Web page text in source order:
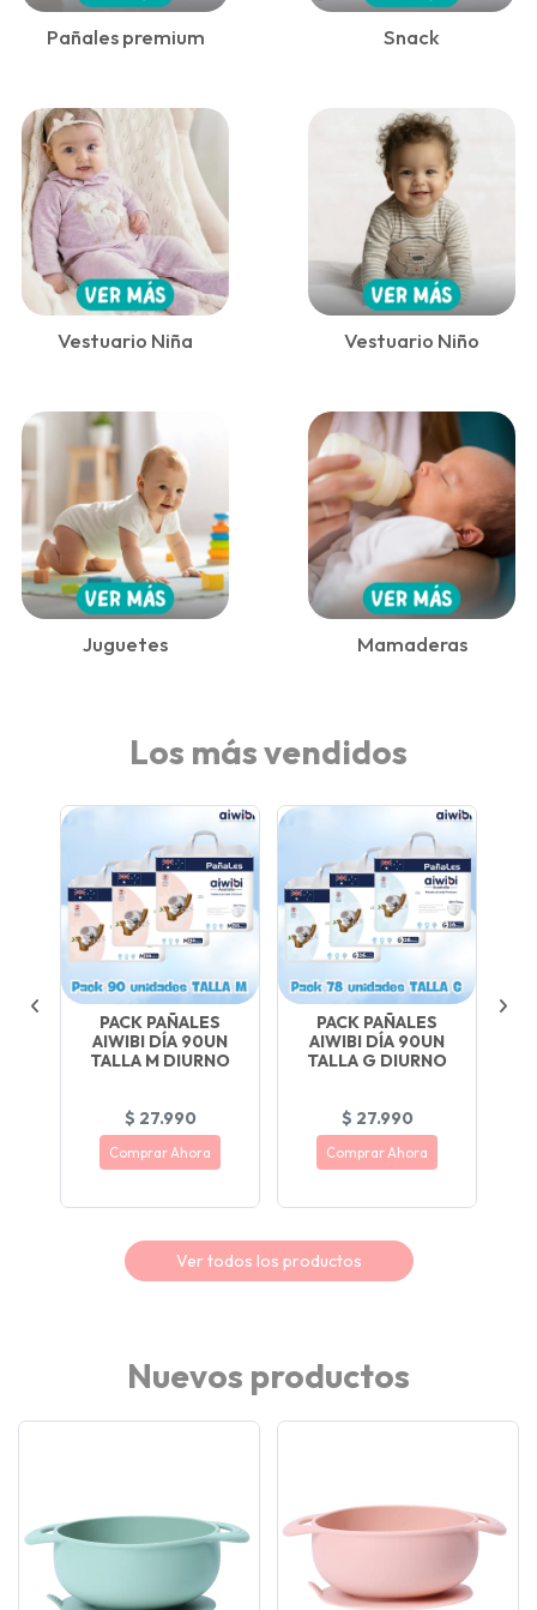
Pañales premium Snack
Vestuario Niña Vestuario Niño
Juguetes Mamaderas
Los más vendidos
PACK PAÑALES
AIWIBI DÍA 90UN
TALLA M DIURNO
$ 27.990
Comprar Ahora
PACK PAÑALES
AIWIBI DÍA 90UN
TALLA G DIURNO
$ 27.990
Comprar Ahora
Ver todos los productos
Nuevos productos